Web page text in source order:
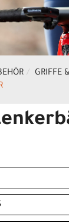
GRIFFE